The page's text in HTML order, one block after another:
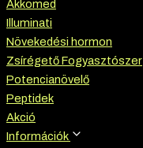
Akkomed
Illuminati
Növekedési hormon
Zsírégető Fogyasztószer
Potencianövelő
Peptidek
Akció
Információk